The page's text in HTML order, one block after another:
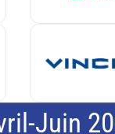
Juin